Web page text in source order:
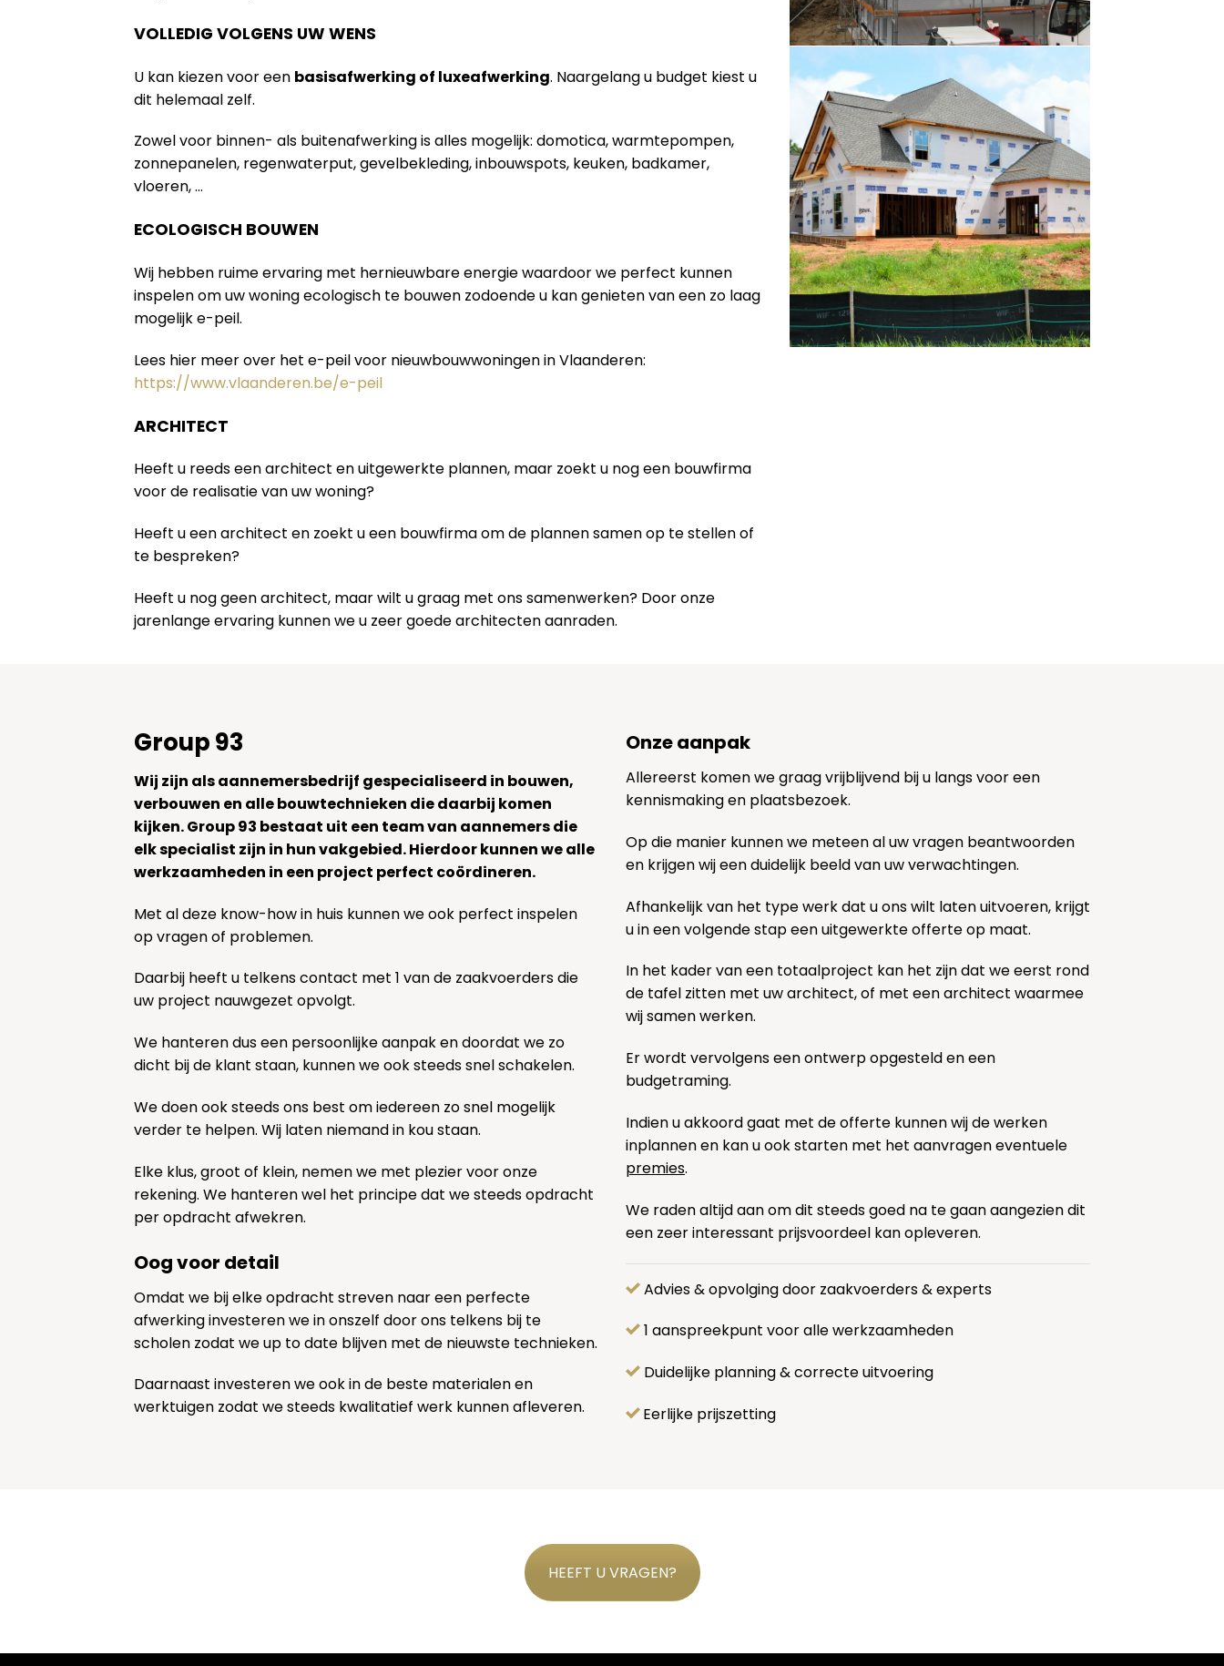
VOLLEDIG VOLGENS UW WENS
U kan kiezen voor een basisafwerking of luxeafwerking. Naargelang u budget kiest u
dit helemaal zelf.
Zowel voor binnen- als buitenafwerking is alles mogelijk: domotica, warmtepompen,
zonnepanelen, regenwaterput, gevelbekleding, inbouwspots, keuken, badkamer,
vloeren, …
ECOLOGISCH BOUWEN
Wij hebben ruime ervaring met hernieuwbare energie waardoor we perfect kunnen
inspelen om uw woning ecologisch te bouwen zodoende u kan genieten van een zo laag
mogelijk e-peil.
Lees hier meer over het e-peil voor nieuwbouwwoningen in Vlaanderen:
https://www.vlaanderen.be/e-peil
ARCHITECT
Heeft u reeds een architect en uitgewerkte plannen, maar zoekt u nog een bouwfirma
voor de realisatie van uw woning?
Heeft u een architect en zoekt u een bouwfirma om de plannen samen op te stellen of
te bespreken?
Heeft u nog geen architect, maar wilt u graag met ons samenwerken? Door onze
jarenlange ervaring kunnen we u zeer goede architecten aanraden.
Group 93
Wij zijn als aannemersbedrijf gespecialiseerd in bouwen,
verbouwen en alle bouwtechnieken die daarbij komen
kijken. Group 93 bestaat uit een team van aannemers die
elk specialist zijn in hun vakgebied. Hierdoor kunnen we alle
werkzaamheden in een project perfect coördineren.
Met al deze know-how in huis kunnen we ook perfect inspelen
op vragen of problemen.
Daarbij heeft u telkens contact met 1 van de zaakvoerders die
uw project nauwgezet opvolgt.
We hanteren dus een persoonlijke aanpak en doordat we zo
dicht bij de klant staan, kunnen we ook steeds snel schakelen.
We doen ook steeds ons best om iedereen zo snel mogelijk
verder te helpen. Wij laten niemand in kou staan.
Elke klus, groot of klein, nemen we met plezier voor onze
rekening. We hanteren wel het principe dat we steeds opdracht
per opdracht afwekren.
Oog voor detail
Omdat we bij elke opdracht streven naar een perfecte
afwerking investeren we in onszelf door ons telkens bij te
scholen zodat we up to date blijven met de nieuwste technieken.
Daarnaast investeren we ook in de beste materialen en
werktuigen zodat we steeds kwalitatief werk kunnen afleveren.
Onze aanpak
Allereerst komen we graag vrijblijvend bij u langs voor een
kennismaking en plaatsbezoek.
Op die manier kunnen we meteen al uw vragen beantwoorden
en krijgen wij een duidelijk beeld van uw verwachtingen.
Afhankelijk van het type werk dat u ons wilt laten uitvoeren, krijgt
u in een volgende stap een uitgewerkte offerte op maat.
In het kader van een totaalproject kan het zijn dat we eerst rond
de tafel zitten met uw architect, of met een architect waarmee
wij samen werken.
Er wordt vervolgens een ontwerp opgesteld en een
budgetraming.
Indien u akkoord gaat met de offerte kunnen wij de werken
inplannen en kan u ook starten met het aanvragen eventuele
premies.
We raden altijd aan om dit steeds goed na te gaan aangezien dit
een zeer interessant prijsvoordeel kan opleveren.
Advies & opvolging door zaakvoerders & experts
1 aanspreekpunt voor alle werkzaamheden
Duidelijke planning & correcte uitvoering
Eerlijke prijszetting
HEEFT U VRAGEN?